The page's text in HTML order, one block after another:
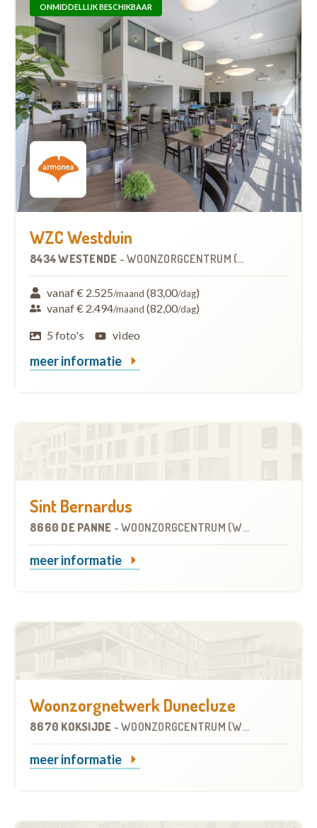
ONMIDDELLIJK BESCHIKBAAR
WZC Westduin
8434 WESTENDE - WOONZORGCENTRUM (WZC)
vanaf € 2.525/maand (83,00/dag)
vanaf € 2.494/maand (82,00/dag)
5 foto's
video
meer informatie
Sint Bernardus
8660 DE PANNE - WOONZORGCENTRUM (WZC)
meer informatie
Woonzorgnetwerk Dunecluze
8670 KOKSIJDE - WOONZORGCENTRUM (WZC)
meer informatie